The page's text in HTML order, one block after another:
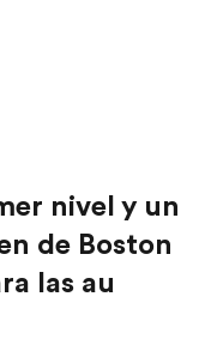
nivel y un
de Boston
las au